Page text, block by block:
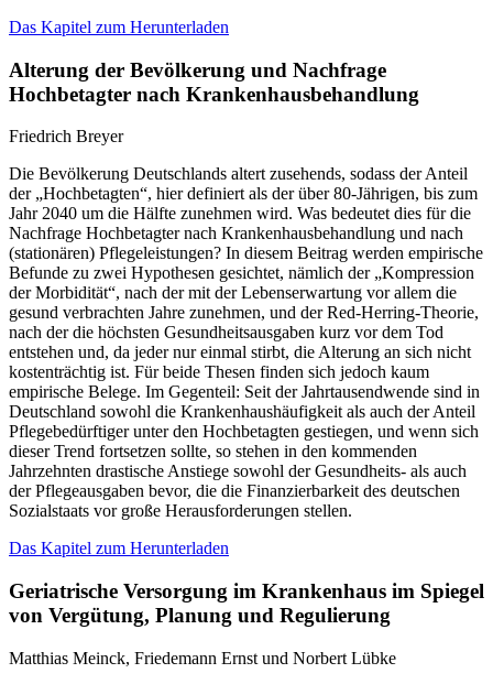
Das Kapitel zum Herunterladen
Alterung der Bevölkerung und Nachfrage
Hochbetagter nach Krankenhausbehandlung
Friedrich Breyer
Die Bevölkerung Deutschlands altert zusehends, sodass der Anteil
der „Hochbetagten“, hier definiert als der über 80-Jährigen, bis zum
Jahr 2040 um die Hälfte zunehmen wird. Was bedeutet dies für die
Nachfrage Hochbetagter nach Krankenhausbehandlung und nach
(stationären) Pflegeleistungen? In diesem Beitrag werden empirische
Befunde zu zwei Hypothesen gesichtet, nämlich der „Kompression
der Morbidität“, nach der mit der Lebenserwartung vor allem die
gesund verbrachten Jahre zunehmen, und der Red-Herring-Theorie,
nach der die höchsten Gesundheitsausgaben kurz vor dem Tod
entstehen und, da jeder nur einmal stirbt, die Alterung an sich nicht
kostenträchtig ist. Für beide Thesen finden sich jedoch kaum
empirische Belege. Im Gegenteil: Seit der Jahrtausendwende sind in
Deutschland sowohl die Krankenhaushäufigkeit als auch der Anteil
Pflegebedürftiger unter den Hochbetagten gestiegen, und wenn sich
dieser Trend fortsetzen sollte, so stehen in den kommenden
Jahrzehnten drastische Anstiege sowohl der Gesundheits- als auch
der Pflegeausgaben bevor, die die Finanzierbarkeit des deutschen
Sozialstaats vor große Herausforderungen stellen.
Das Kapitel zum Herunterladen
Geriatrische Versorgung im Krankenhaus im Spiegel
von Vergütung, Planung und Regulierung
Matthias Meinck, Friedemann Ernst und Norbert Lübke